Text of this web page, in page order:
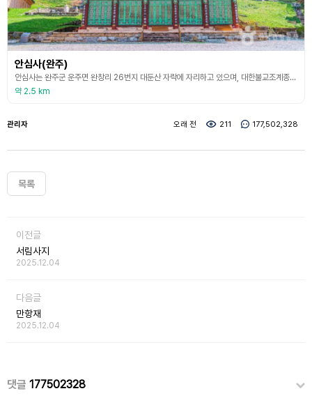
안심사(완주)
안심사는 완주군 운주면 완창리 26번지 대둔산 자락에 자리하고 있으며, 대한불교조계종 제17교구의 본사인 금산사의 말사이다. 전라북도 도립공원 대둔산 동쪽 자락에 위치한 안심사는 세월의 무상함을 한껏 느끼게 해주는 고찰이다. 이러한 안심사는 한국전쟁 이전까지만 해도 무려 30여 채의 전각과 13개의 암자가 세워져 있던 거찰이었는데, 이제 그 번성했던 사찰의 위용은 찾아볼 수 없고 불에 타다 남은 석재들만 여기저기 흩어져 있다. 때문에 현재의 안심사를 작
약 2.5 km
관리자 오래 전 211 177,502,328
목록
이전글
서림사지
2025.12.04
다음글
만항재
2025.12.04
댓글 177502328